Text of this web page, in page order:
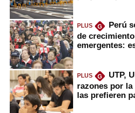
PLUS G
Perú
de
emergentes:
PLUS G
UTP,
razones por
las prefieren